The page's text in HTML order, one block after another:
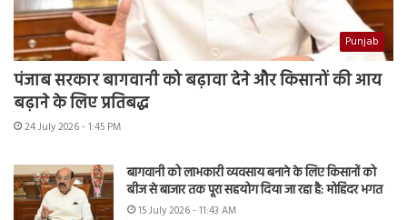
Punjab
पंजाब सरकार बागवानी को बढ़ावा देने और किसानों की आय
बढ़ाने के लिए प्रतिबद्ध
24 July 2026 - 1:45 PM
बागवानी को लाभकारी व्यवसाय बनाने के लिए किसानों को
बीज से बाजार तक पूरा सहयोग दिया जा रहा है: मोहिंदर भगत
15 July 2026 - 11:43 AM